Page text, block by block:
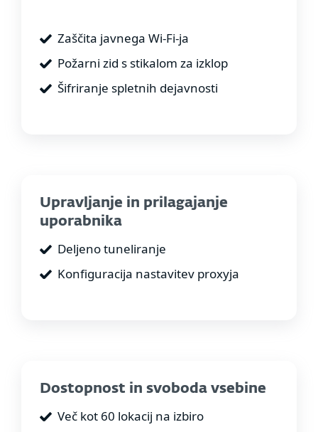
Zaščita javnega Wi-Fi-ja
Požarni zid s stikalom za izklop
Šifriranje spletnih dejavnosti
Upravljanje in prilagajanje
uporabnika
Deljeno tuneliranje
Konfiguracija nastavitev proxyja
Dostopnost in svoboda vsebine
Več kot 60 lokacij na izbiro